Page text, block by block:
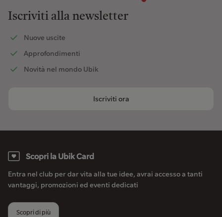
Iscriviti alla newsletter
Nuove uscite
Approfondimenti
Novità nel mondo Ubik
Iscriviti ora
Scopri la Ubik Card
Entra nel club per dar vita alla tue idee, avrai accesso a tanti
vantaggi, promozioni ed eventi dedicati
Scopri di più